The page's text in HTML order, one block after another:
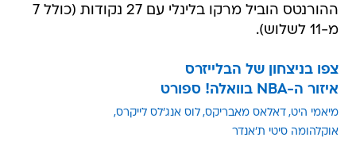
ההורנטס הוביל מרקו בלינלי עם 27 נקודות (כולל 7
מ-11 לשלוש).
צפו בניצחון של הבלייזרס
איזור ה-NBA בוואלה! ספורט
מיאמי היט דאלאס מאבריקס לוס אנג'לס לייקרס
אוקלהומה סיטי ת'אנדר